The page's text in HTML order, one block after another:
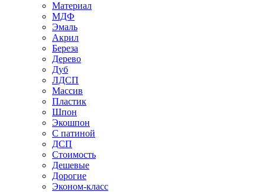
Материал
МДФ
Эмаль
Акрил
Береза
Дерево
Дуб
ЛДСП
Массив
Пластик
Шпон
Экошпон
С патиной
ДСП
Стоимость
Дешевые
Дорогие
Эконом-класс